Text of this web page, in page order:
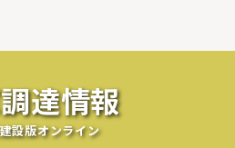
達情報
設版オンライン